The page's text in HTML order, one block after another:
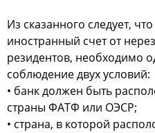
Из сказанного следует,
иностранный счет от
резидентов, необходимо
соблюдение двух условий:
• банк должен быть
страны ФАТФ или ОЭСР;
• страна, в которой